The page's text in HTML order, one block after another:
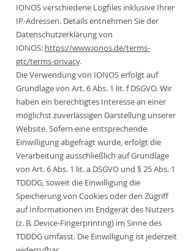
IONOS verschiedene Logfiles inklusive Ihrer
IP-Adressen. Details entnehmen Sie der
Datenschutzerklärung von
IONOS: https://www.ionos.de/terms-
gtc/terms-privacy.
Die Verwendung von IONOS erfolgt auf
Grundlage von Art. 6 Abs. 1 lit. f DSGVO. Wir
haben ein berechtigtes Interesse an einer
möglichst zuverlässigen Darstellung unserer
Website. Sofern eine entsprechende
Einwilligung abgefragt wurde, erfolgt die
Verarbeitung ausschließlich auf Grundlage
von Art. 6 Abs. 1 lit. a DSGVO und § 25 Abs. 1
TDDDG, soweit die Einwilligung die
Speicherung von Cookies oder den Zugriff
auf Informationen im Endgerät des Nutzers
(z. B. Device-Fingerprinting) im Sinne des
TDDDG umfasst. Die Einwilligung ist jederzeit